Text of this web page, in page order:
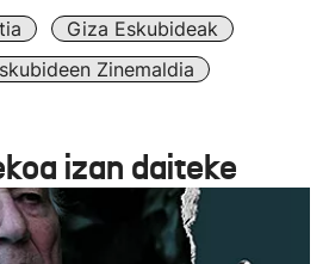
Giza Eskubideak
Zinemaldia
izan daiteke